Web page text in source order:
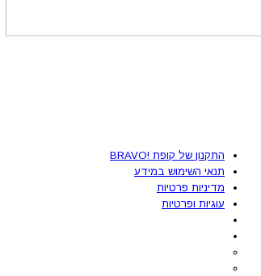
התקנון של קופת !BRAVO
תנאי השימוש במידע
מדיניות פרטיות
עוגיות ופרטיות